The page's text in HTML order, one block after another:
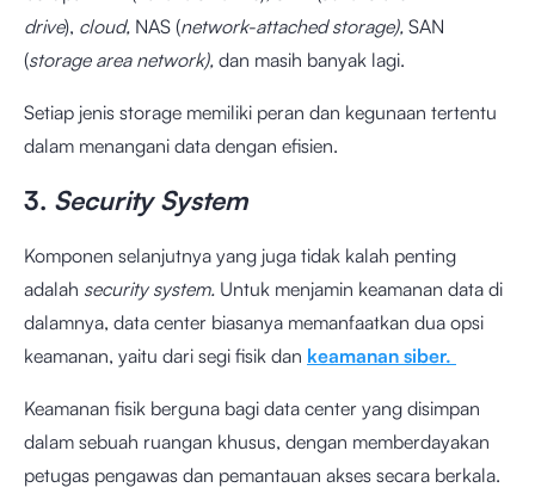
drive), cloud, NAS (network-attached storage), SAN
(storage area network), dan masih banyak lagi.
Setiap jenis storage memiliki peran dan kegunaan tertentu
dalam menangani data dengan efisien.
3. Security System
Komponen selanjutnya yang juga tidak kalah penting
adalah security system. Untuk menjamin keamanan data di
dalamnya, data center biasanya memanfaatkan dua opsi
keamanan, yaitu dari segi fisik dan keamanan siber.
Keamanan fisik berguna bagi data center yang disimpan
dalam sebuah ruangan khusus, dengan memberdayakan
petugas pengawas dan pemantauan akses secara berkala.